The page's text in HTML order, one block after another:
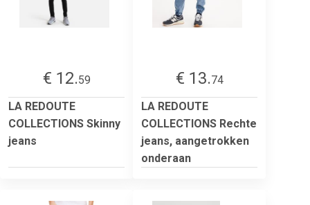
€ 12.59
LA REDOUTE
COLLECTIONS Skinny
jeans
€ 13.74
LA REDOUTE
COLLECTIONS Rechte
jeans, aangetrokken
onderaan